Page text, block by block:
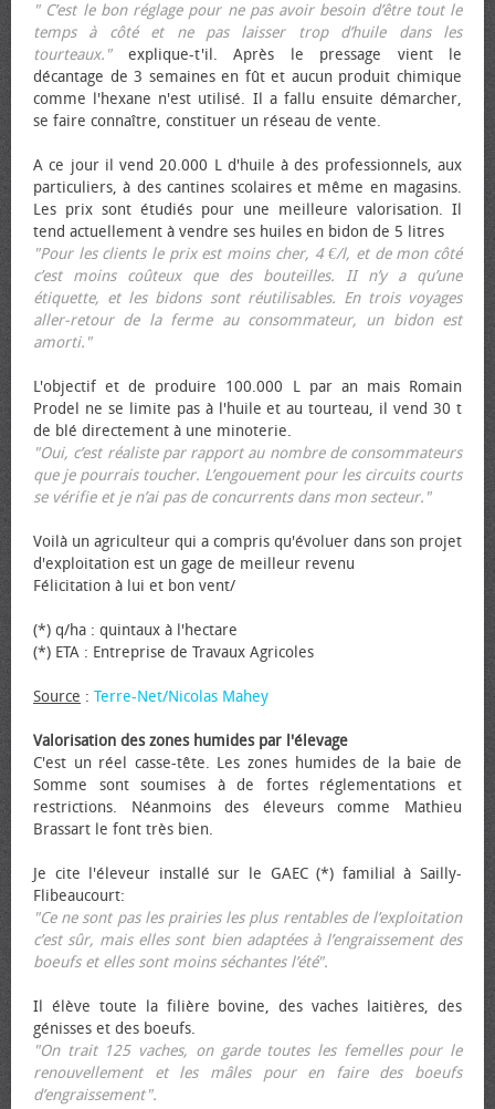
" C’est le bon réglage pour ne pas avoir besoin d’être tout le
temps à côté et ne pas laisser trop d’huile dans les
tourteaux."explique-t'il. Après le pressage vient le
décantage de 3 semaines en fût et aucun produit chimique
comme l'hexane n'est utilisé. Il a fallu ensuite démarcher,
se faire connaître, constituer un réseau de vente.
A ce jour il vend 20.000 L d'huile à des professionnels, aux
particuliers, à des cantines scolaires et même en magasins.
Les prix sont étudiés pour une meilleure valorisation. Il
tend actuellement à vendre ses huiles en bidon de 5 litres
"Pour les clients le prix est moins cher, 4 €/l, et de mon côté
c’est moins coûteux que des bouteilles. II n’y a qu’une
étiquette, et les bidons sont réutilisables. En trois voyages
aller-retour de la ferme au consommateur, un bidon est
amorti."
L'objectif et de produire 100.000 L par an mais Romain
Prodel ne se limite pas à l'huile et au tourteau, il vend 30 t
de blé directement à une minoterie.
"Oui, c’est réaliste par rapport au nombre de consommateurs
que je pourrais toucher. L’engouement pour les circuits courts
se vérifie et je n’ai pas de concurrents dans mon secteur."
Voilà un agriculteur qui a compris qu'évoluer dans son projet
d'exploitation est un gage de meilleur revenu
Félicitation à lui et bon vent/
(*) q/ha : quintaux à l'hectare
(*) ETA : Entreprise de Travaux Agricoles
Source : Terre-Net/Nicolas Mahey
Valorisation des zones humides par l'élevage
C'est un réel casse-tête. Les zones humides de la baie de
Somme sont soumises à de fortes réglementations et
restrictions. Néanmoins des éleveurs comme Mathieu
Brassart le font très bien.
Je cite l'éleveur installé sur le GAEC (*) familial à Sailly-
Flibeaucourt:
"Ce ne sont pas les prairies les plus rentables de l’exploitation
c’est sûr, mais elles sont bien adaptées à l’engraissement des
bœufs et elles sont moins séchantes l’été".
Il élève toute la filière bovine, des vaches laitières, des
génisses et des bœufs.
"On trait 125 vaches, on garde toutes les femelles pour le
renouvellement et les mâles pour en faire des bœufs
d’engraissement".